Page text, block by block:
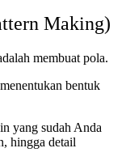
Making)
membuat pola.
bentuk
yang sudah Anda
hingga detail